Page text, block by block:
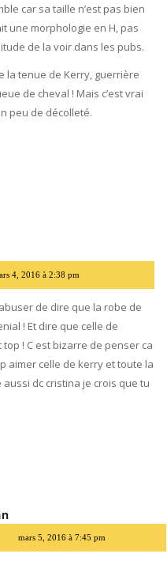
car sa taille n’est pas bien
une morphologie en H, pas
de la voir dans les pubs.
la tenue de Kerry, guerrière
de cheval ! Mais c’est vrai
peu de décolleté.
4, 2016 à 2:38 pm
de dire que la robe de
! Et dire que celle de
! C est bizarre de penser ca
aimer celle de kerry et toute la
dc cristina je crois que tu
mars 5, 2016 à 7:45 pm